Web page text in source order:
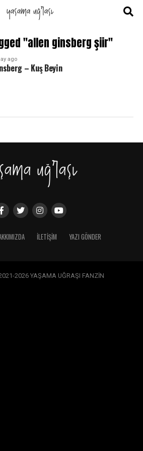
"allen ginsberg şiir"
ago
– Kuş Beyin
İLETIŞIM YAZI GÖNDER
2026 YAŞAMA UĞRAŞI FANZİN